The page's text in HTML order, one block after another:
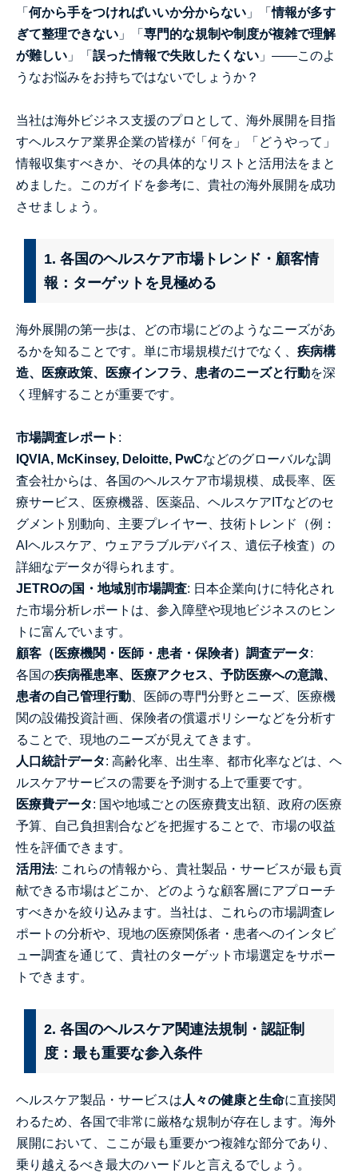
「 何から手をつければいいか分からない 」「情報が多す
ぎて整理できない 」「 専門的な規制や制度が複雑で理解
が難しい 」「 誤った情報で失敗したくない 」――このよ
うなお悩みをお持ちではないでしょうか？
当社は海外ビジネス支援のプロとして、海外展開を目指
すヘルスケア業界企業の皆様が「何を」「どうやって」
情報収集すべきか、その具体的なリストと活用法をまと
めました。このガイドを参考に、貴社の海外展開を成功
させましょう。
1. 各国のヘルスケア市場トレンド・顧客情
報：ターゲットを見極める
海外展開の第一歩は、どの市場にどのようなニーズがあ
るかを知ることです。単に市場規模だけでなく、 疾病構
造、医療政策、医療インフラ、患者のニーズと行動を深
く理解することが重要です。
市場調査レポート :
IQVIA, McKinsey, Deloitte, PwCなどのグローバルな調
査会社からは、各国のヘルスケア市場規模、成長率、医
療サービス、医療機器、医薬品、ヘルスケアITなどのセ
グメント別動向、主要プレイヤー、技術トレンド（例：
AIヘルスケア、ウェアラブルデバイス、遺伝子検査）の
詳細なデータが得られます。
JETROの国・地域別市場調査: 日本企業向けに特化され
た市場分析レポートは、参入障壁や現地ビジネスのヒン
トに富んでいます。
顧客（医療機関・医師・患者・保険者）調査データ:
各国の疾病罹患率、医療アクセス、予防医療への意識、
患者の自己管理行動 、医師の専門分野とニーズ、医療機
関の設備投資計画、保険者の償還ポリシーなどを分析す
ることで、現地のニーズが見えてきます。
人口統計データ: 高齢化率、出生率、都市化率などは、ヘ
ルスケアサービスの需要を予測する上で重要です。
医療費データ: 国や地域ごとの医療費支出額、政府の医療
予算、自己負担割合などを把握することで、市場の収益
性を評価できます。
活用法: これらの情報から、貴社製品・サービスが最も貢
献できる市場はどこか、どのような顧客層にアプローチ
すべきかを絞り込みます。当社は、これらの市場調査レ
ポートの分析や、現地の医療関係者・患者へのインタビ
ュー調査を通じて、貴社のターゲット市場選定をサポー
トできます。
2. 各国のヘルスケア関連法規制・認証制
度：最も重要な参入条件
ヘルスケア製品・サービスは 人々の健康と生命に直接関
わるため、各国で非常に厳格な規制が存在します。海外
展開において、ここが最も重要かつ複雑な部分であり、
乗り越えるべき最大のハードルと言えるでしょう。